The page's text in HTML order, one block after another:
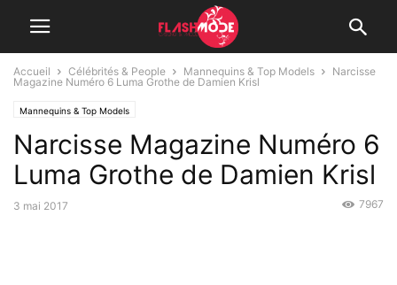
Accueil Célébrités & People Mannequins & Top Models
Narcisse
Magazine Numéro 6 Luma Grothe de Damien Krisl
Mannequins & Top Models
Narcisse Magazine Numéro 6
Luma Grothe de Damien Krisl
3 mai 2017 7967